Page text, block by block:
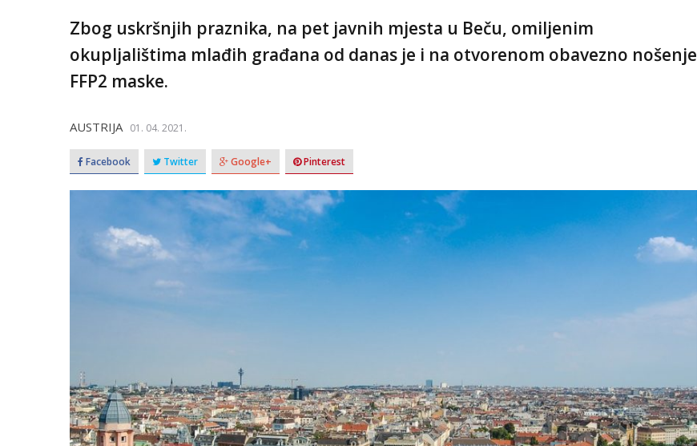
Zbog uskršnjih praznika, na pet javnih mjesta u Beču, omiljenim
okupljalištima mlađih građana od danas je i na otvorenom obavezno nošenje
FFP2 maske.
AUSTRIJA 01. 04. 2021.
Facebook Twitter Google+ Pinterest